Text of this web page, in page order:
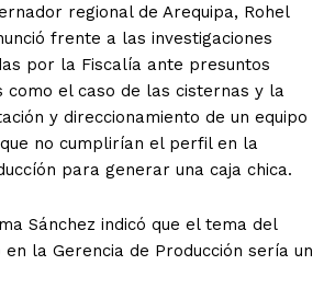
regional de Arequipa, Rohel
frente a las investigaciones
por la Fiscalía ante presuntos
como el caso de las cisternas y la
y direccionamiento de un equipo
no cumplirían el perfil en la
para generar una caja chica.
Sánchez indicó que el tema del
la Gerencia de Producción sería un